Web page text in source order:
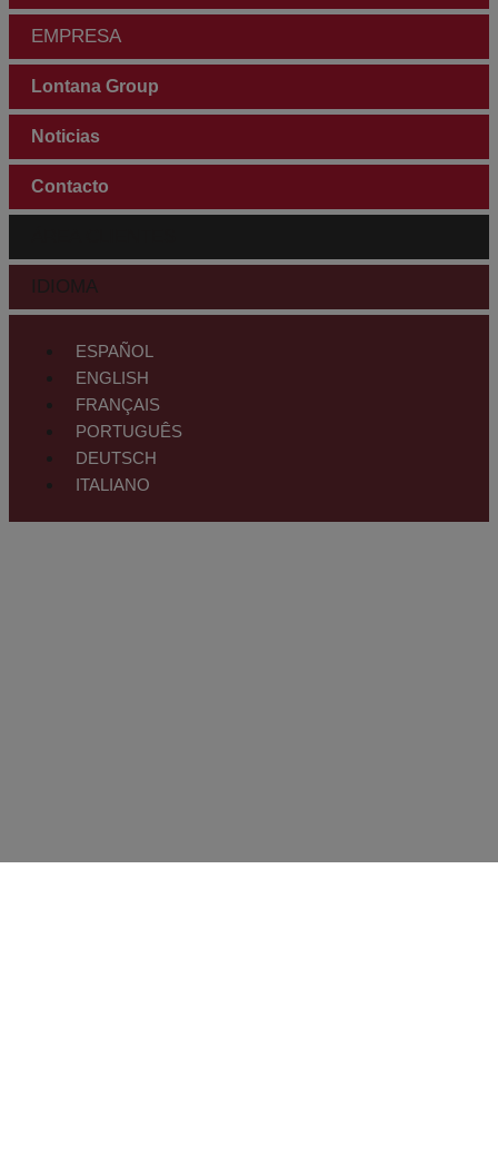
EMPRESA
Lontana Group
Noticias
Contacto
IDIOMA
ESPAÑOL
ENGLISH
FRANÇAIS
PORTUGUÊS
DEUTSCH
ITALIANO